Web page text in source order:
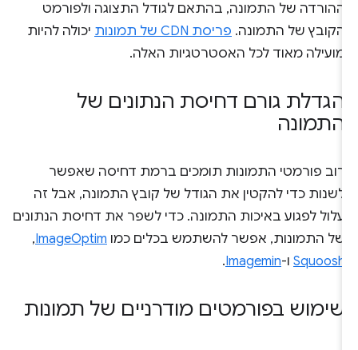
ההורדה של התמונה, בהתאם לגודל התצוגה ולפורמט
הקובץ של התמונה.פריסת CDN של תמונות
יכולה להיות
מועילה מאוד לכל האסטרטגיות האלה.
הגדלת גורם דחיסת הנתונים של
התמונה
רוב פורמטי התמונות תומכים ברמת דחיסה שאפשר
לשנות כדי להקטין את הגודל של קובץ התמונה, אבל זה
עלול לפגוע באיכות התמונה. כדי לשפר את דחיסת הנתונים
של התמונות, אפשר להשתמש בכלים כמוImageOptim
, ‏
Squooshו-Imagemin
.
שימוש בפורמטים מודרניים של תמונות